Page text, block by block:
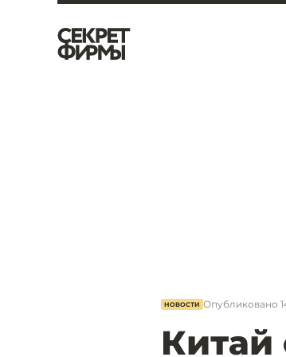
НОВОСТИ Опубликовано
Китай